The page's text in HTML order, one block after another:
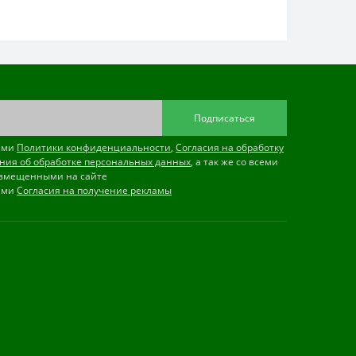
Подписаться
Политики конфиденциальности, Согласия на обработку
об обработке персональных данных, а так же со всеми
на сайте
Согласия на получение рекламы